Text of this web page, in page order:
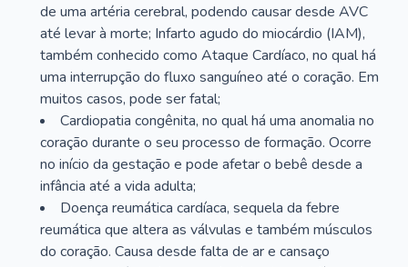
de uma artéria cerebral, podendo causar desde AVC
até levar à morte; Infarto agudo do miocárdio (IAM),
também conhecido como Ataque Cardíaco, no qual há
uma interrupção do fluxo sanguíneo até o coração. Em
muitos casos, pode ser fatal;
Cardiopatia congênita, no qual há uma anomalia no
coração durante o seu processo de formação. Ocorre
no início da gestação e pode afetar o bebê desde a
infância até a vida adulta;
Doença reumática cardíaca, sequela da febre
reumática que altera as válvulas e também músculos
do coração. Causa desde falta de ar e cansaço